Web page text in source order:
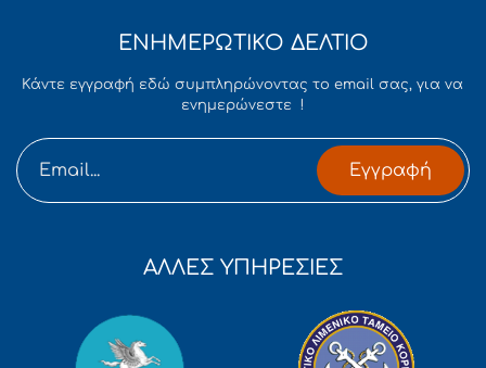
ΕΝΗΜΕΡΩΤΙΚΟ ΔΕΛΤΙΟ
Κάντε εγγραφή εδώ συμπληρώνοντας το email σας, για να
ενημερώνεστε !
Εγγραφή
ΑΛΛΕΣ ΥΠΗΡΕΣΙΕΣ